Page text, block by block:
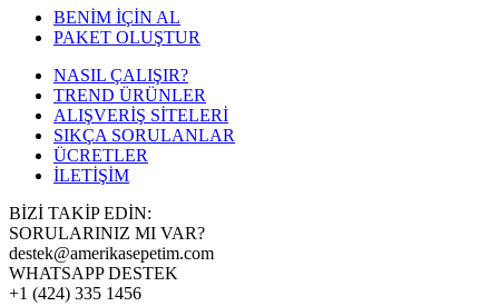
BENİM İÇİN AL
PAKET OLUŞTUR
NASIL ÇALIŞIR?
TREND ÜRÜNLER
ALIŞVERİŞ SİTELERİ
SIKÇA SORULANLAR
ÜCRETLER
İLETİŞİM
BİZİ TAKİP EDİN:
SORULARINIZ MI VAR?
destek@amerikasepetim.com
WHATSAPP DESTEK
+1 (424) 335 1456